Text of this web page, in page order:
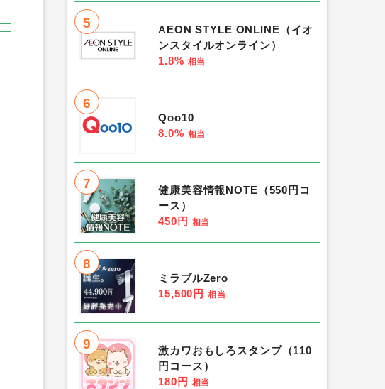
5
AEON STYLE ONLINE（イオ
ンスタイルオンライン）
1.8% 相当
6
Qoo10
8.0% 相当
7
健康美容情報NOTE（550円コ
ース）
450円 相当
8
ミラブルZero
15,500円 相当
9
激カワおもしろスタンプ（110
円コース）
180円 相当